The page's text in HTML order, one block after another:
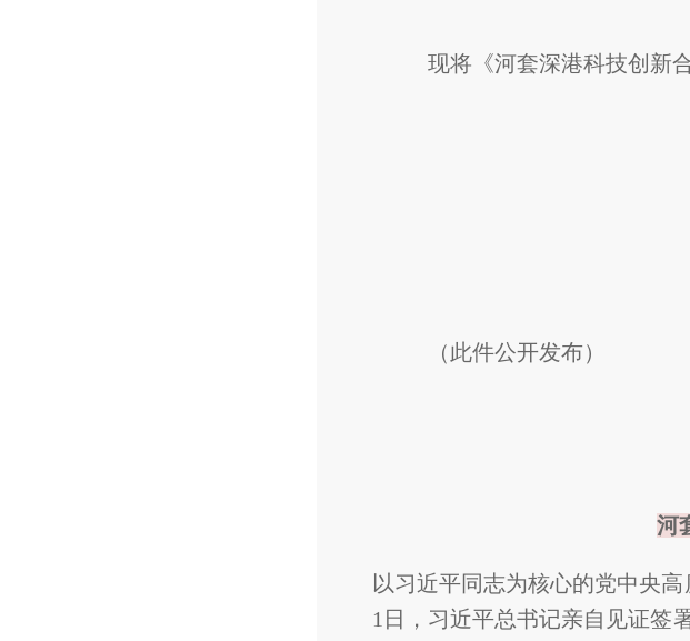
现将《河套深港科技创新合
（此件公开发布）
河
以习近平同志为核心的党中央
1日，习近平总书记亲自见证签